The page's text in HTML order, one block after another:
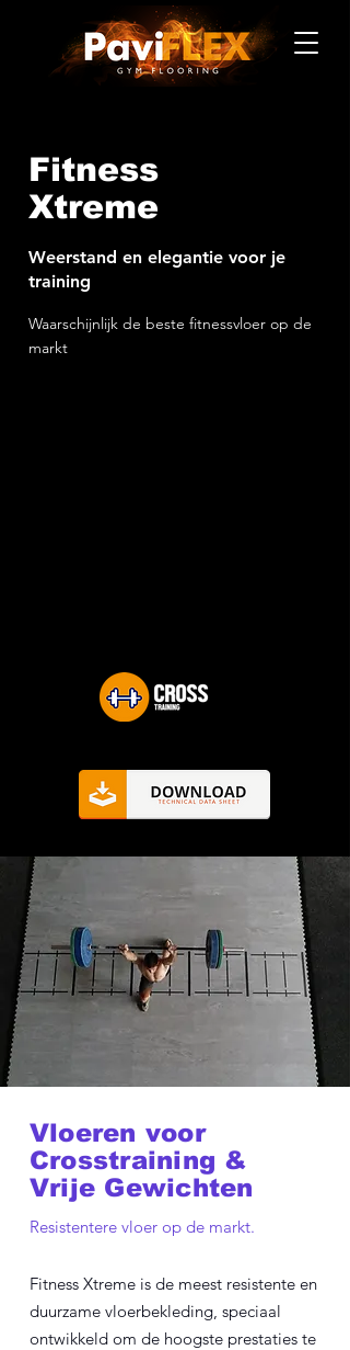
Fitness
Xtreme
Weerstand en elegantie voor je
training
Waarschijnlijk de beste fitnessvloer op de
markt
Vloeren voor
Crosstraining &
Vrije Gewichten
Resistentere vloer op de markt.
Fitness Xtreme is de meest resistente en
duurzame vloerbekleding, speciaal
ontwikkeld om de hoogste prestaties te